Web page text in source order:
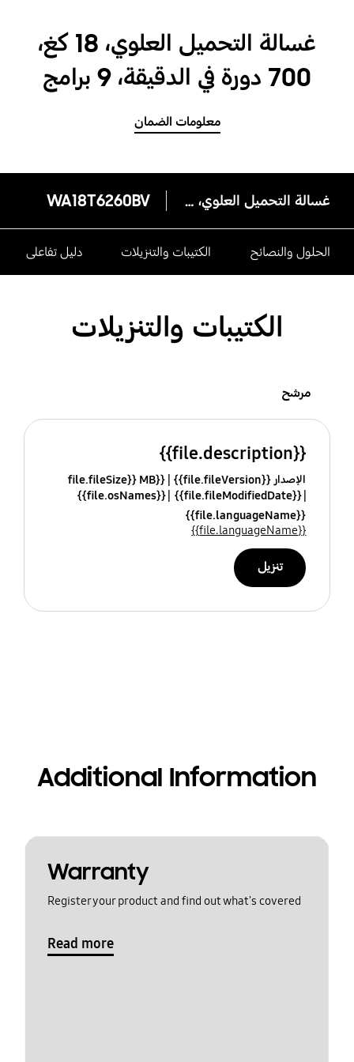
غسالة التحميل العلوي، 18 كغ،
700 دورة في الدقيقة، 9 برامج
معلومات الضمان
غسالة التحميل العلوي، 18 كغ، 700 دورة في الدقيقة، 9 برامج WA18T6260BV
الحلول والنصائح الكتيبات والتنزيلات دليل تفاعلى
الكتيبات والتنزيلات
مرشح
{{file.description}}
الإصدار {{file.fileVersion}}
{{file.fileSize}} MB
{{file.fileModifiedDate}}
{{file.osNames}}
{{file.languageName}}
{{file.languageName}}
تنزيل
Additional Information
Warranty
Register your product and find out what's covered
Read more